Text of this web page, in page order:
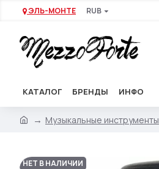
ЭЛЬ-МОНТЕ RUB
КАТАЛОГ БРЕНДЫ ИНФО
Музыкальные инструменты
НЕТ В НАЛИЧИИ